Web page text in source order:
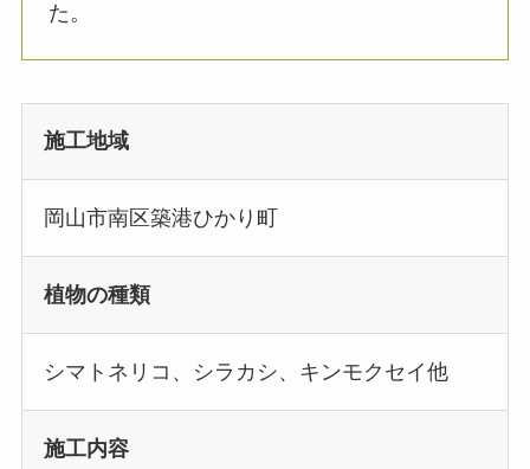
た。
施工地域
岡山市南区築港ひかり町
植物の種類
シマトネリコ、シラカシ、キンモクセイ他
施工内容